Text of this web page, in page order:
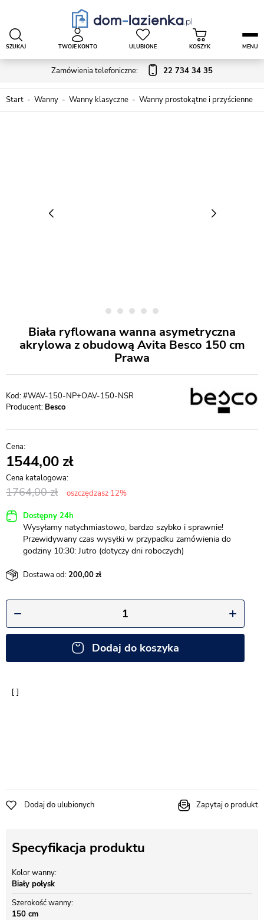
Zamówienia telefoniczne: 22 734 34 35
SZUKAJ TWOJE KONTO ULUBIONE KOSZYK MENU
Start Wanny Wanny klasyczne Wanny prostokątne i przyścienne
Biała ryflowana wanna asymetryczna
akrylowa z obudową Avita Besco 150 cm
Prawa
#WAV-150-NP+OAV-150-NSR
Producent: Besco
1544,00
1764,00 oszczędzasz 12%
Dostępny 24h
Wysyłamy natychmiastowo, bardzo szybko i sprawnie!
Przewidywany czas wysyłki w przypadku zamówienia do
godziny 10:30: Jutro (dotyczy dni roboczych)
Dostawa od:200,00
Dodaj do koszyka
Dodaj do ulubionych Zapytaj o produkt
Specyfikacja produktu
Kolor wanny
Biały połysk
Szerokość wanny
150 cm